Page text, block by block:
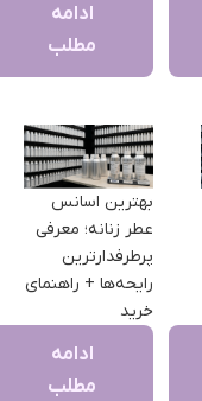
ادامه
مطلب​
بهترین اسانس
عطر زنانه؛ معرفی
پرطرفدارترین
رایحه‌ها + راهنمای
خرید
ادامه
مطلب​